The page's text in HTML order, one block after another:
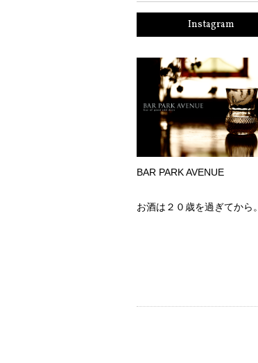
Instagram
BAR PARK AVENUE
お酒は２０歳を過ぎてから。